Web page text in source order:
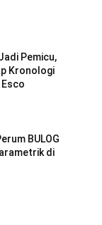
Pemicu,
Kronologi
BULOG
di